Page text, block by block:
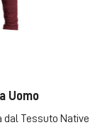
Uomo
dal Tessuto Native